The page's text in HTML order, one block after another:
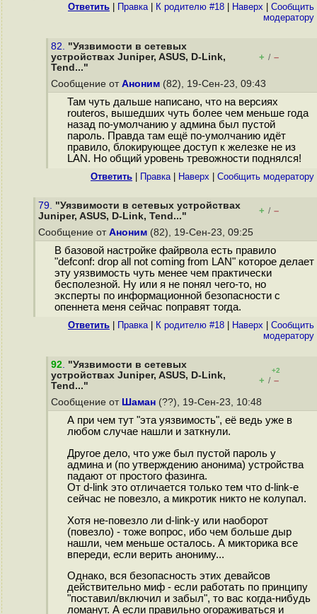
Ответить Правка| К родителю #18 Наверх
Cообщить
модератору
82. "Уязвимости в сетевых
устройствах Juniper, ASUS, D-Link,
Tend..."
+ / –
Сообщение от Аноним (82), 19-Сен-23, 09:43
Там чуть дальше написано, что на версиях
routeros, вышедших чуть более чем меньше года
назад по-умолчанию у админа был пустой
пароль. Правда там ещё по-умолчанию идёт
правило, блокирующее доступ к железке не из
LAN. Но общий уровень тревожности поднялся!
Ответить Правка| Наверх Cообщить модератору
79. "Уязвимости в сетевых устройствах
Juniper, ASUS, D-Link, Tend..."
+ / –
Сообщение от Аноним (82), 19-Сен-23, 09:25
В базовой настройке файрвола есть правило
"defconf: drop all not coming from LAN" которое делает
эту уязвимость чуть менее чем практически
бесполезной. Ну или я не понял чего-то, но
эксперты по информационной безопасности с
опеннета меня сейчас поправят тогда.
Ответить Правка| К родителю #18 Наверх
Cообщить
модератору
92. "Уязвимости в сетевых
устройствах Juniper, ASUS, D-Link,
Tend..."
+2
+ / –
Сообщение от Шаман (??), 19-Сен-23, 10:48
А при чем тут "эта уязвимость", её ведь уже в
любом случае нашли и заткнули.
Другое дело, что уже был пустой пароль у
админа и (по утверждению анонима) устройства
падают от простого фазинга.
От d-link это отличается только тем что d-link-e
сейчас не повезло, а микротик никто не колупал.
Хотя не-повезло ли d-link-у или наоборот
(повезло) - тоже вопрос, ибо чем больше дыр
нашли, чем меньше осталось. А микторика все
впереди, если верить анониму...
Однако, вся безопасность этих девайсов
действительно миф - если работать по принципу
"поставил/включил и забыл", то вас когда-нибудь
ломанут. А если правильно огораживаться и